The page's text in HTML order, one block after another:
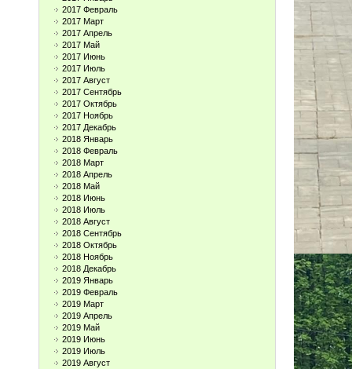
2017 Февраль
2017 Март
2017 Апрель
2017 Май
2017 Июнь
2017 Июль
2017 Август
2017 Сентябрь
2017 Октябрь
2017 Ноябрь
2017 Декабрь
2018 Январь
2018 Февраль
2018 Март
2018 Апрель
2018 Май
2018 Июнь
2018 Июль
2018 Август
2018 Сентябрь
2018 Октябрь
2018 Ноябрь
2018 Декабрь
2019 Январь
2019 Февраль
2019 Март
2019 Апрель
2019 Май
2019 Июнь
2019 Июль
2019 Август